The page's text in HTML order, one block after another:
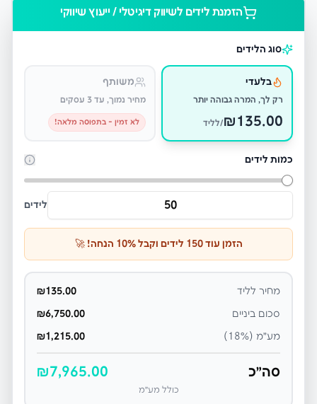
הזמנת לידים לשיווק דיגיטלי / ייעוץ שיווקי
סוג הלידים
בלעדי
רק לך, המרה גבוהה יותר
₪135.00 /לליד
משותף
מחיר נמוך, עד 3 עסקים
לא זמין - בתפוסה מלאה!
כמות לידים
לידים
הזמן עוד150 לידים וקבל 10% הנחה! 🚀
מחיר לליד ₪135.00
סכום ביניים ₪6,750.00
מע״מ (18%) ₪1,215.00
סה״כ ₪7,965.00
כולל מע״מ